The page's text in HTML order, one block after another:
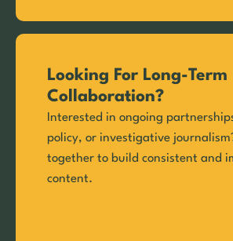
Looking For Long-Term
Collaboration?
Interested in ongoing
policy, or investigative
together to build consistent and
content.